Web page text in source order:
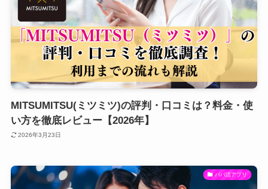
MITSUMITSU(ミツミツ)の評判・口コミは？料金・使
い方を徹底レビュー【2026年】
2026年3月23日
パパ活アプリ